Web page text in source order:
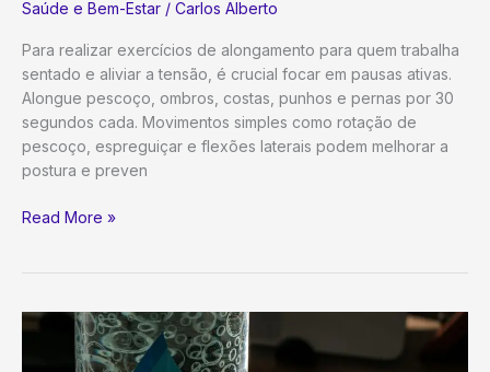
Saúde e Bem-Estar / Carlos Alberto
Para realizar exercícios de alongamento para quem trabalha
sentado e aliviar a tensão, é crucial focar em pausas ativas.
Alongue pescoço, ombros, costas, punhos e pernas por 30
segundos cada. Movimentos simples como rotação de
pescoço, espreguiçar e flexões laterais podem melhorar a
postura e preven
Alivie
Essencial
Alongamentos
Read More »